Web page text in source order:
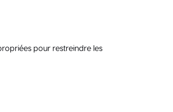
pour restreindre les